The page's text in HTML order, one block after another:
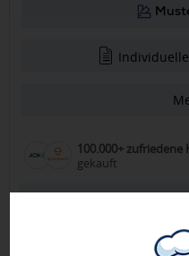
100.000+ zufriedene
gekauft
Inklusive Grafik-Check